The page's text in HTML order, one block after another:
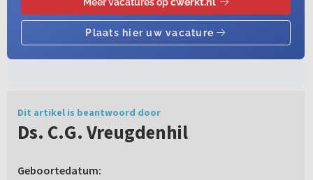
Dit artikel is beantwoord door
Ds. C.G. Vreugdenhil
Geboortedatum: